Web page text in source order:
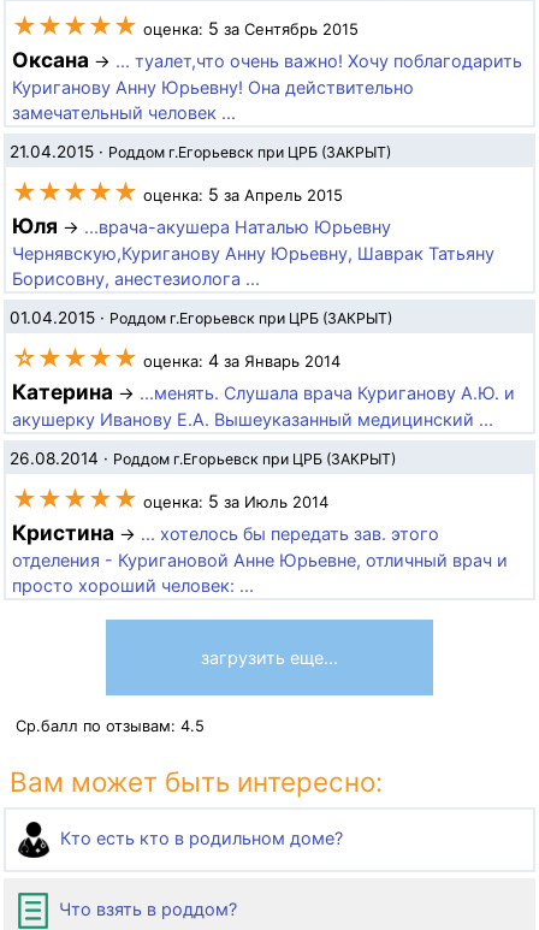
★★★★★ оценка: 5 за Сентябрь 2015
Оксана → ... туалет,что очень важно! Хочу поблагодарить
Куриганову Анну Юрьевну! Она действительно
замечательный человек ...
21.04.2015 · Роддом г.Егорьевск при ЦРБ (ЗАКРЫТ)
★★★★★ оценка: 5 за Апрель 2015
Юля → ...врача-акушера Наталью Юрьевну
Чернявскую,Куриганову Анну Юрьевну, Шаврак Татьяну
Борисовну, анестезиолога ...
01.04.2015 · Роддом г.Егорьевск при ЦРБ (ЗАКРЫТ)
☆★★★★ оценка: 4 за Январь 2014
Катерина → ...менять. Слушала врача Куриганову А.Ю. и
акушерку Иванову Е.А. Вышеуказанный медицинский ...
26.08.2014 · Роддом г.Егорьевск при ЦРБ (ЗАКРЫТ)
★★★★★ оценка: 5 за Июль 2014
Кристина → ... хотелось бы передать зав. этого
отделения - Куригановой Анне Юрьевне, отличный врач и
просто хороший человек: ...
загрузить еще...
Ср.балл по отзывам: 4.5
Вам может быть интересно:
Кто есть кто в родильном доме?
Что взять в роддом?